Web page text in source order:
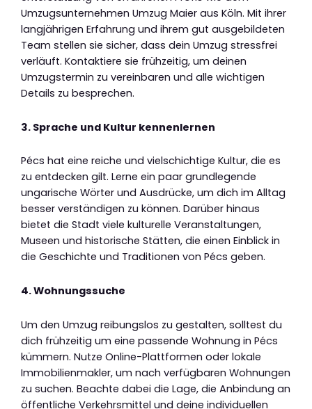
Umzugsunternehmen Umzug Maier aus Köln. Mit ihrer
langjährigen Erfahrung und ihrem gut ausgebildeten
Team stellen sie sicher, dass dein Umzug stressfrei
verläuft. Kontaktiere sie frühzeitig, um deinen
Umzugstermin zu vereinbaren und alle wichtigen
Details zu besprechen.
3. Sprache und Kultur kennenlernen
Pécs hat eine reiche und vielschichtige Kultur, die es
zu entdecken gilt. Lerne ein paar grundlegende
ungarische Wörter und Ausdrücke, um dich im Alltag
besser verständigen zu können. Darüber hinaus
bietet die Stadt viele kulturelle Veranstaltungen,
Museen und historische Stätten, die einen Einblick in
die Geschichte und Traditionen von Pécs geben.
4. Wohnungssuche
Um den Umzug reibungslos zu gestalten, solltest du
dich frühzeitig um eine passende Wohnung in Pécs
kümmern. Nutze Online-Plattformen oder lokale
Immobilienmakler, um nach verfügbaren Wohnungen
zu suchen. Beachte dabei die Lage, die Anbindung an
öffentliche Verkehrsmittel und deine individuellen